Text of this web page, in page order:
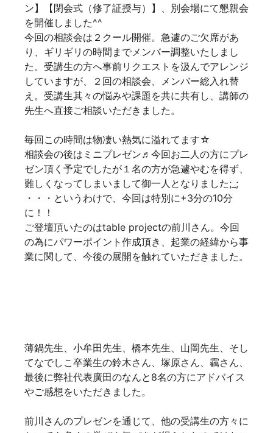
ン】【閉会式（修了証授与）】、別会場にて懇親会
を開催しました^^
今回の相談会は２クール開催。急遽のご欠席があ
り、ギリギリの時間までメンバー調整いたしまし
た。受講生の方へ事前リクエストを汲んでアレンジ
していますが、２回の相談会、メンバー総入れ替
え。受講生其々の悩みや課題を共に共有し、講師の
先生へ直接ご相談いただきました。
毎回この時間は物凄い熱気に溢れてます☆
相談会の後はミニプレゼン♬今回お二人の方にプレ
ゼン頂く予定でしたが１名の方が急遽やむを得ず、
難しくなってしまいまして御一人となりました;_;
・・・というわけで、今回は特別に+3分の10分
に！！
ご登壇頂いたのはtable projectの前川さん。今回
の為にパワーポイント作成頂き、起業の経緯から事
業に関して、今後の展開を触れていただきました。
前川さんのプレゼンを通じて、他の受講生の方々に
とっても多くの学びや気づきが得られたのではない
かと思います^^
全員、修了証授与となりました♬